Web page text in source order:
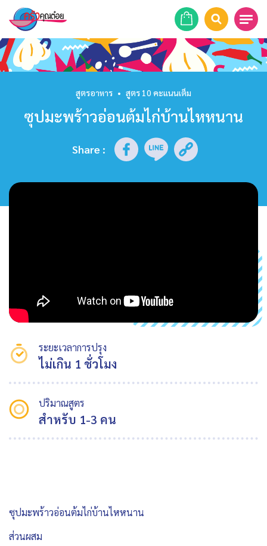
หน้าแรก
ร้านอาหาร
รายการย้อนหลัง
สูตรอาหาร • สูตร 10 คะแนนเต็ม
ซุปมะพร้าวอ่อนต้มไก่บ้านไหหนาน
Share :
ระยะเวลาการปรุง
ไม่เกิน 1 ชั่วโมง
ปริมาณสูตร
สำหรับ 1-3 คน
ซุปมะพร้าวอ่อนต้มไก่บ้านไหหนาน
ส่วนผสม